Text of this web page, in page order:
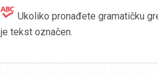
Ukoliko pronađete gramatičku
je tekst označen.